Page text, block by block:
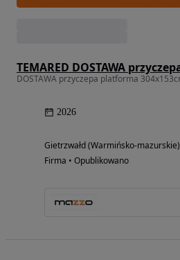
2026
Gietrzwałd (Warmińsko-mazurskie)
Firma • Opublikowano